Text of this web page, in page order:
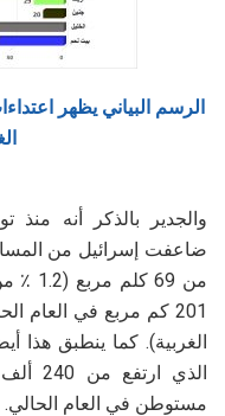
الرسم البياني يظهر
ضاعفت إسرائيل من
من
الغربية). كما ينطبق هذا
الذي
مستوطن في العام الحالي.